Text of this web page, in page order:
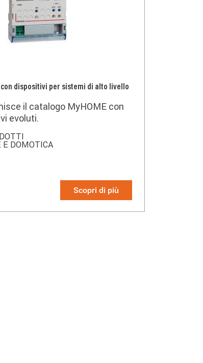
con dispositivi per sistemi di alto livello
il catalogo MyHOME con
evoluti.
DOMOTICA
Scopri di più